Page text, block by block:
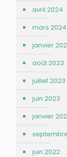
avril 2024
mars 2024
janvier
août 2023
juillet 2023
juin 2023
janvier
juin 2022